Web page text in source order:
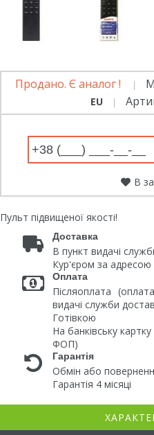
Продано. Є аналог !
EU
В
Пульт підвищеної якості!
Доставка
В пункт видачі
Кур'єром за адресою
Оплата
Післяоплата
видачі служби
Готівкою
На банківську
ФОП)
Гарантія
Обмін або
Гарантія 4 місяці